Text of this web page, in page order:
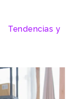
Tendencias y